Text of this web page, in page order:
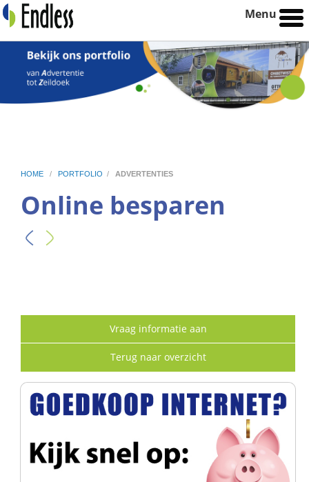
Menu
HOME / PORTFOLIO / ADVERTENTIES
Online besparen
Vraag informatie aan
Terug naar overzicht